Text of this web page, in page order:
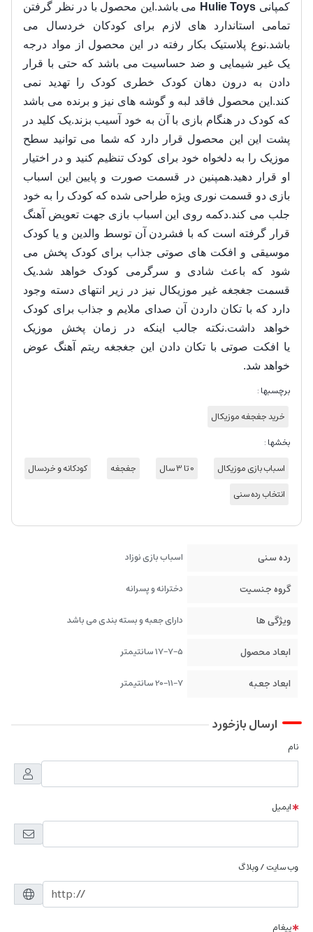
کمپانی Hulie Toys می باشد.این محصول با در نظر گرفتن
تمامی استاندارد های لازم برای کودکان خردسال می
باشد.نوع پلاستیک بکار رفته در این محصول از مواد درجه
یک غیر شیمایی و ضد حساسیت می باشد که حتی با قرار
دادن به درون دهان کودک خطری کودک را تهدید نمی
کند.این محصول فاقد لبه و گوشه های نیز و برنده می باشد
که کودک در هنگام بازی با آن به خود آسیب بزند.یک کلید در
پشت این این محصول قرار دارد که شما می توانید سطح
موزیک را به دلخواه خود برای کودک تنظیم کنید و در اختیار
او قرار دهید.همپنین در قسمت صورت و پایین این اسباب
بازی دو قسمت نوری ویژه طراحی شده که کودک را به خود
جلب می کند.دکمه روی این اسباب بازی جهت تعویض آهنگ
قرار گرفته است که با فشردن آن توسط والدین و یا کودک
موسیقی و افکت های صوتی جذاب برای کودک پخش می
شود که باعث شادی و سرگرمی کودک خواهد شد.یک
قسمت جغجغه غیر موزیکال نیز در زیر انتهای دسته وجود
دارد که با تکان داردن آن صدای ملایم و جذاب برای کودک
خواهد داشت.نکته جالب اینکه در زمان پخش موزیک
یا افکت صوتی با تکان دادن این جغجغه ریتم آهنگ عوض
خواهد شد.
برچسبها :
خرید جغجغه موزیکال
بخشها :
اسباب بازی موزیکال
0 تا 3 سال جغجغه
کودکانه و خردسال
انتخاب رده سنی
رده سنی اسباب بازی نوزاد
گروه جنسیت دخترانه و پسرانه
ویژگی ها دارای جعبه و بسته بندی می باشد
ابعاد محصول 17-7-5 سانتیمتر
ابعاد جعبه 20-11-7 سانتیمتر
ارسال بازخورد
نام
ایمیل
وب سایت / وبلاگ
پیغام